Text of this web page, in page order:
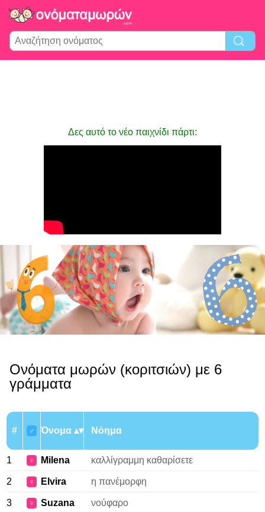
Δες αυτό το νέο παιχνίδι πάρτι:
Ονόματα μωρών (κοριτσιών) με 6
γράμματα
# ♂ Όνομα Νόημα
1 ♀ Milena καλλίγραμμη καθαρίσετε
2 ♀ Elvira η πανέμορφη
3 ♀ Suzana νούφαρο